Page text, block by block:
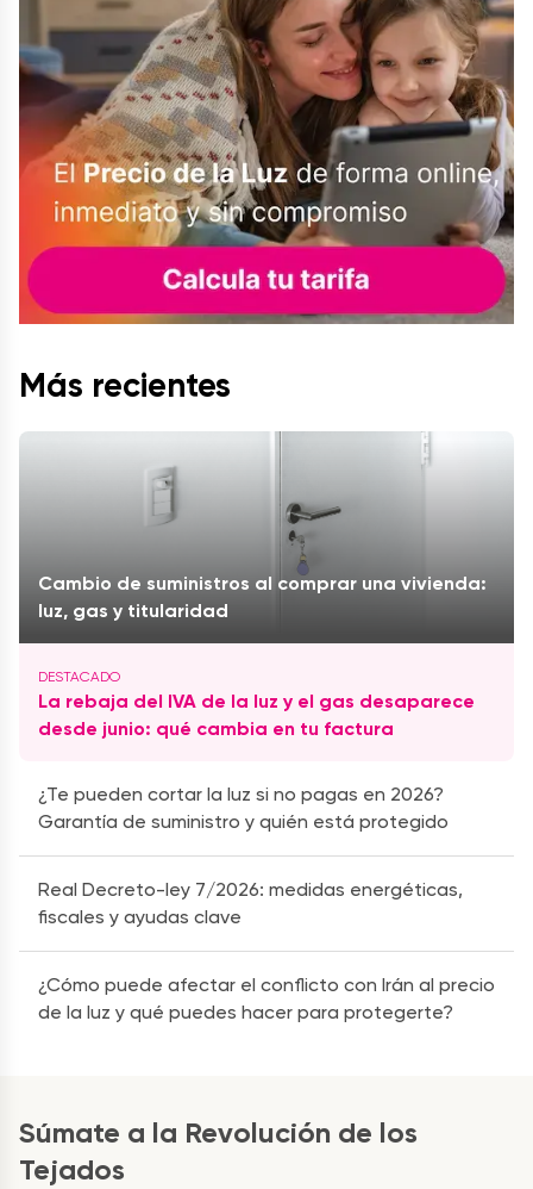
Más recientes
Cambio de suministros al comprar una vivienda:
luz, gas y titularidad
La rebaja del IVA de la luz y el gas desaparece
desde junio: qué cambia en tu factura
¿Te pueden cortar la luz si no pagas en 2026?
Garantía de suministro y quién está protegido
Real Decreto-ley 7/2026: medidas energéticas,
fiscales y ayudas clave
¿Cómo puede afectar el conflicto con Irán al precio
de la luz y qué puedes hacer para protegerte?
Súmate a la Revolución de los
Tejados